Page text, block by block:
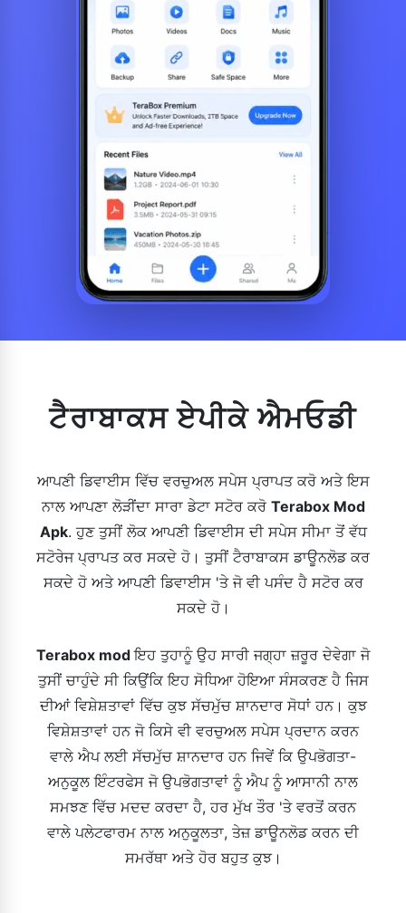
ਟੈਰਾਬਾਕਸ ਏਪੀਕੇ ਐਮਓਡੀ
ਆਪਣੀ ਡਿਵਾਈਸ ਵਿੱਚ ਵਰਚੁਅਲ ਸਪੇਸ ਪ੍ਰਾਪਤ ਕਰੋ ਅਤੇ ਇਸ
ਨਾਲ ਆਪਣਾ ਲੋੜੀਂਦਾ ਸਾਰਾ ਡੇਟਾ ਸਟੋਰ ਕਰੋ Terabox Mod
Apk. ਹੁਣ ਤੁਸੀਂ ਲੋਕ ਆਪਣੀ ਡਿਵਾਈਸ ਦੀ ਸਪੇਸ ਸੀਮਾ ਤੋਂ ਵੱਧ
ਸਟੋਰੇਜ ਪ੍ਰਾਪਤ ਕਰ ਸਕਦੇ ਹੋ। ਤੁਸੀਂ ਟੈਰਾਬਾਕਸ ਡਾਊਨਲੋਡ ਕਰ
ਸਕਦੇ ਹੋ ਅਤੇ ਆਪਣੀ ਡਿਵਾਈਸ 'ਤੇ ਜੋ ਵੀ ਪਸੰਦ ਹੈ ਸਟੋਰ ਕਰ
ਸਕਦੇ ਹੋ।
Terabox mod ਇਹ ਤੁਹਾਨੂੰ ਉਹ ਸਾਰੀ ਜਗ੍ਹਾ ਜ਼ਰੂਰ ਦੇਵੇਗਾ ਜੋ
ਤੁਸੀਂ ਚਾਹੁੰਦੇ ਸੀ ਕਿਉਂਕਿ ਇਹ ਸੋਧਿਆ ਹੋਇਆ ਸੰਸਕਰਣ ਹੈ ਜਿਸ
ਦੀਆਂ ਵਿਸ਼ੇਸ਼ਤਾਵਾਂ ਵਿੱਚ ਕੁਝ ਸੱਚਮੁੱਚ ਸ਼ਾਨਦਾਰ ਸੋਧਾਂ ਹਨ। ਕੁਝ
ਵਿਸ਼ੇਸ਼ਤਾਵਾਂ ਹਨ ਜੋ ਕਿਸੇ ਵੀ ਵਰਚੁਅਲ ਸਪੇਸ ਪ੍ਰਦਾਨ ਕਰਨ
ਵਾਲੇ ਐਪ ਲਈ ਸੱਚਮੁੱਚ ਸ਼ਾਨਦਾਰ ਹਨ ਜਿਵੇਂ ਕਿ ਉਪਭੋਗਤਾ-
ਅਨੁਕੂਲ ਇੰਟਰਫੇਸ ਜੋ ਉਪਭੋਗਤਾਵਾਂ ਨੂੰ ਐਪ ਨੂੰ ਆਸਾਨੀ ਨਾਲ
ਸਮਝਣ ਵਿੱਚ ਮਦਦ ਕਰਦਾ ਹੈ, ਹਰ ਮੁੱਖ ਤੌਰ 'ਤੇ ਵਰਤੋਂ ਕਰਨ
ਵਾਲੇ ਪਲੇਟਫਾਰਮ ਨਾਲ ਅਨੁਕੂਲਤਾ, ਤੇਜ਼ ਡਾਊਨਲੋਡ ਕਰਨ ਦੀ
ਸਮਰੱਥਾ ਅਤੇ ਹੋਰ ਬਹੁਤ ਕੁਝ।